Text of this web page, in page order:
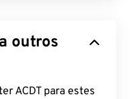
outros
ACDT para estes